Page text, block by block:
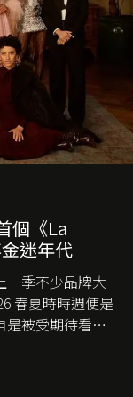
個《La
迷年代
一季不少品牌大
春夏時時週便是
是被受期待看他
幾個季度業績
的愛將